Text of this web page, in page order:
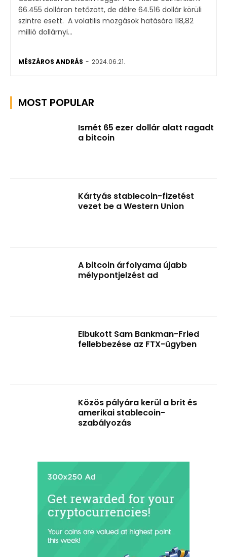
66.455 dolláron tetőzött, de délre 64.516 dollár körüli
szintre esett. A volatilis mozgások hatására 118,82
millió dollárnyi...
MÉSZÁROS ANDRÁS - 2024.06.21.
MOST POPULAR
Ismét 65 ezer dollár alatt ragadt
a bitcoin
Kártyás stablecoin-fizetést
vezet be a Western Union
A bitcoin árfolyama újabb
mélypontjelzést ad
Elbukott Sam Bankman-Fried
fellebbezése az FTX-ügyben
Közös pályára kerül a brit és
amerikai stablecoin-
szabályozás